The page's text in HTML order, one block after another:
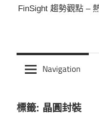
FinSight
勢
點
FinSight 趨勢觀點 –
Navigation
標籤: 晶圓封裝